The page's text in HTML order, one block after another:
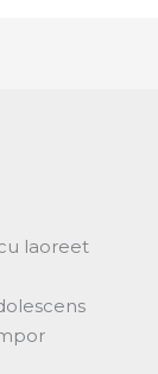
laoreet